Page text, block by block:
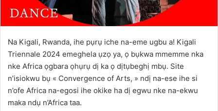
Na Kigali, Rwanda, ihe pụrụ iche na-eme ugbu a! Kigali
Triennale 2024 emeghela ụzọ ya, ọ bụkwa mmemme nka
nke Africa ọgbara ọhụrụ dị ka ọ dịtụbeghị mbụ. Site
n’isiokwu bụ « Convergence of Arts, » ndị na-ese ihe si
n’ofe Africa na-egosi ihe okike ha dị egwu nke na-ekwu
maka ndụ n’Africa taa.